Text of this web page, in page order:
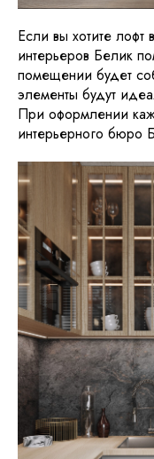
Если вы хотите лофт
интерьеров Белик
помещении будет
элементы будут
При оформлении
интерьерного бюро